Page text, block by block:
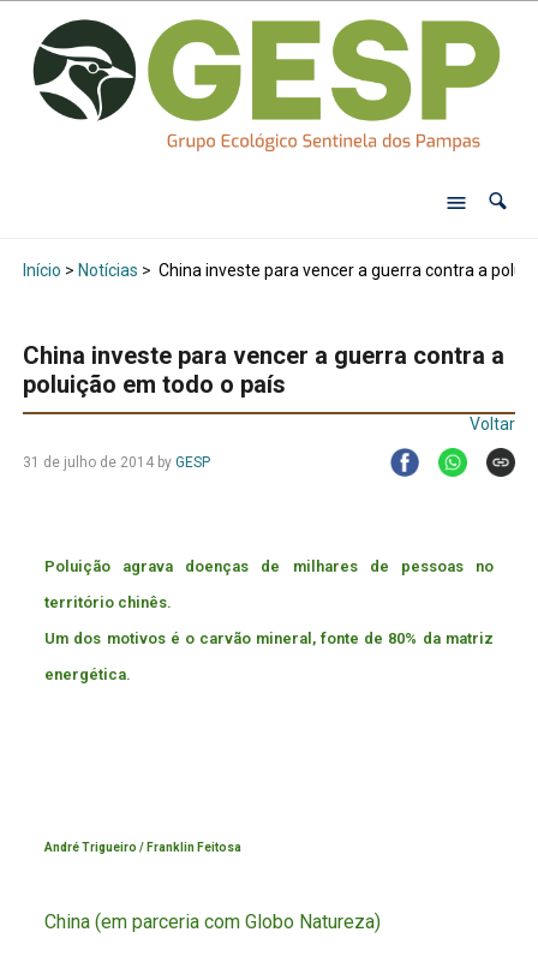
Início > Notícias > China investe para vencer a guerra contra a
China investe para vencer a guerra contra a
poluição em todo o país
Voltar
31 de julho de 2014by GESP
Poluição agrava doenças de milhares de pessoas no
território chinês.
Um dos motivos é o carvão mineral, fonte de 80% da matriz
energética.
André Trigueiro / Franklin Feitosa
China (em parceria com Globo Natureza)